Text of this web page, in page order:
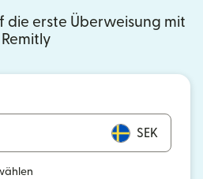
die erste Überweisung mit
Remitly
SEK